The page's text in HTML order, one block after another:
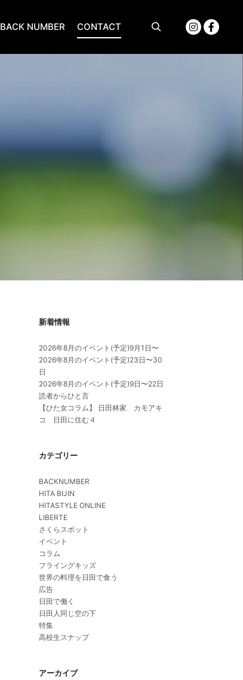
BACK NUMBER CONTACT
新着情報
2026年8月のイベント(予定)9月1日〜
2026年8月のイベント(予定)23日〜30
日
2026年8月のイベント(予定)9日〜22日
読者からひと言
【ひた女コラム】 日田林家 カモアキ
コ 日田に住む４
カテゴリー
BACKNUMBER
HITA BIJIN
HITASTYLE ONLINE
LIBERTE
さくらスポット
イベント
コラム
フライングキッズ
世界の料理を日田で食う
広告
日田で働く
日田人同じ空の下
特集
高校生スナップ
アーカイブ